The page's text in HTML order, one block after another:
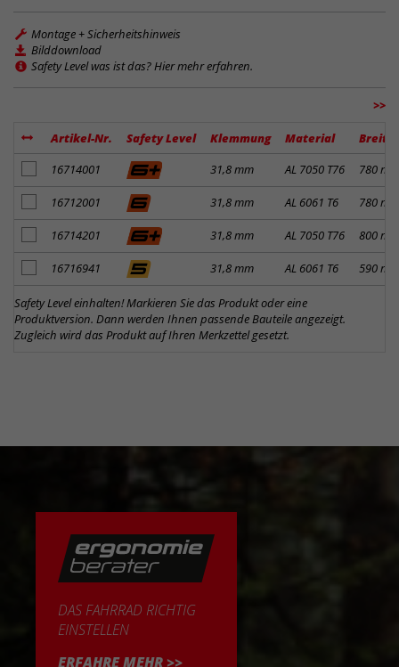
Montage + Sicherheitshinweis
Bilddownload
Safety Level was ist das? Hier mehr erfahren.
>>
Artikel-Nr. Safety Level Klemmung Material
Breite
Artikel zum Merkzettel hinzufügen
16714001 31,8 mm AL 7050 T76 780 mm
Artikel zum Merkzettel hinzufügen
16712001 31,8 mm AL 6061 T6 780 mm
Artikel zum Merkzettel hinzufügen
16714201 31,8 mm AL 7050 T76 800 mm
Artikel zum Merkzettel hinzufügen
16716941 31,8 mm AL 6061 T6 590 mm
Safety Level einhalten! Markieren Sie das Produkt oder eine
Produktversion. Dann werden Ihnen passende Bauteile angezeigt.
Zugleich wird das Produkt auf Ihren Merkzettel gesetzt.
DAS FAHRRAD RICHTIG
EINSTELLEN
ERFAHRE MEHR >>